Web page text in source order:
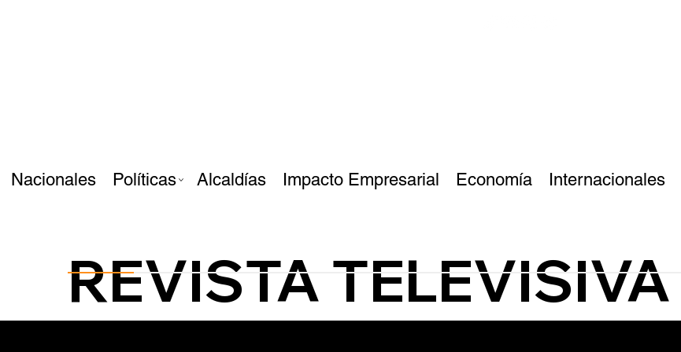
Nacionales Políticas Alcaldías Impacto Empresarial Economía Internacionales
REVISTA TELEVISIVA